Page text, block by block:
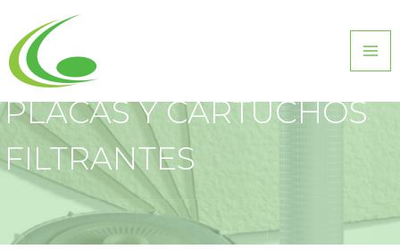
PLACAS Y CARTUCHOS
FILTRANTES